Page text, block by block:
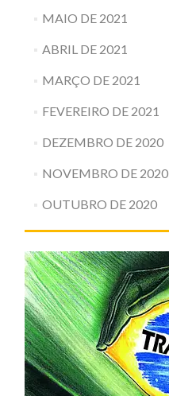
MAIO DE 2021
ABRIL DE 2021
MARÇO DE 2021
FEVEREIRO DE 2021
DEZEMBRO DE 2020
NOVEMBRO DE 2020
OUTUBRO DE 2020